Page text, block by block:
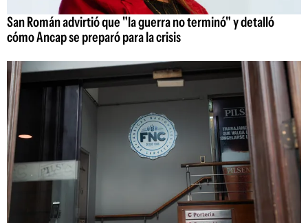
San Román advirtió que "la guerra no terminó" y detalló
cómo Ancap se preparó para la crisis